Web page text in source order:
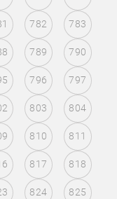
782 783
789 790
796 797
803 804
810 811
817 818
824 825